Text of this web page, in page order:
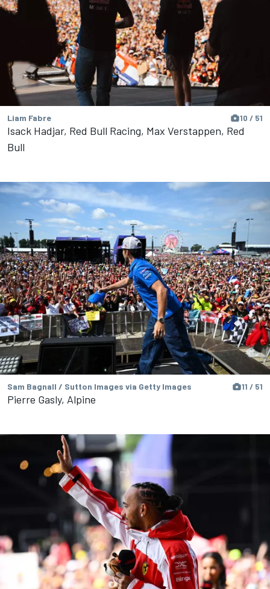
Liam Fabre 10 / 51
Isack Hadjar, Red Bull Racing, Max Verstappen, Red
Bull
Sam Bagnall / Sutton Images via Getty Images 11 / 51
Pierre Gasly, Alpine